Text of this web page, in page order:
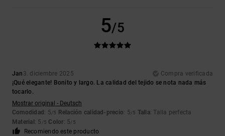
5/5
Jan 3. diciembre 2025
Compra verificada
¡Qué elegante! Bonito y largo. La calidad del tejido se nota nada más
tocarlo.
Mostrar original - Deutsch
Comodidad : 5/5 Relación calidad-precio: 5/5 Talla: Talla perfecta
Material : 5 /5 Color: 5/5
Recomiendo este producto